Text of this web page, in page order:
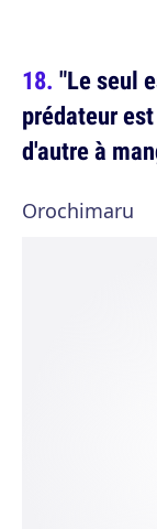
"Le seul
prédateur
d'autre à
Orochimaru